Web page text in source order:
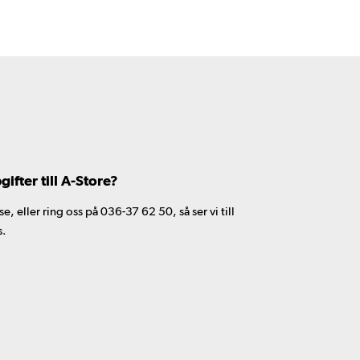
till A-Store?
eller ring oss på 036-37 62 50, så ser vi till